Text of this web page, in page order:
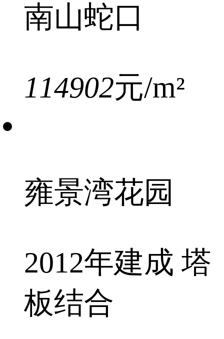
南山蛇口
114902元/m²
雍景湾花园
2012年建成 塔
板结合